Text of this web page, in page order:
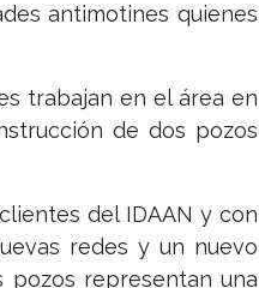
antimotines quienes
trabajan en el área en
de dos pozos
del IDAAN y con
redes y un nuevo
pozos representan una